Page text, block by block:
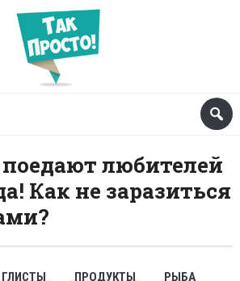
любителей
Как не заразиться
ГЛИСТЫ ПРОДУКТЫ
РЫБА